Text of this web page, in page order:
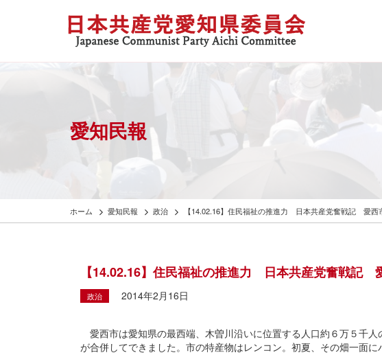
愛知民報
ホーム 愛知民報 政治 【14.02.16】住民福祉の推進力 日本共産党奮戦記 愛
【14.02.16】住民福祉の推進力 日本共産党奮戦記
政治 2014年2月16日
愛西市は愛知県の最西端、木曽川沿いに位置する人口約６万５千
が合併してできました。市の特産物はレンコン。初夏、その畑一面に